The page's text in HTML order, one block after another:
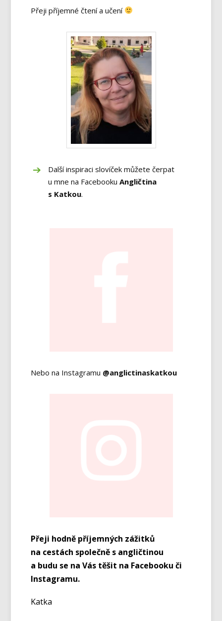
Přeji příjemné čtení a učení
Další inspiraci slovíček můžete čerpat
u mne na FacebookuAngličtina
s Katkou.
Nebo na Instagramu @anglictinaskatkou
Přeji hodně příjemných zážitků
na cestách společně s angličtinou
a budu se na Vás těšit na Facebooku či
Instagramu.
Katka